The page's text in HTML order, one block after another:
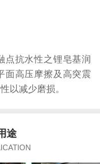
点抗水性之锂皂基润
面高压摩擦及高突震
以减少磨损。
途